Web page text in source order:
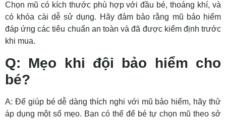
Chọn mũ có kích thước phù hợp với đầu bé, thoáng khí, và
có khóa cài dễ sử dụng. Hãy đảm bảo rằng mũ bảo hiểm
đáp ứng các tiêu chuẩn an toàn và đã được kiểm định trước
khi mua.
Q: Mẹo khi đội bảo hiểm cho
bé?
A: Để giúp bé dễ dàng thích nghi với mũ bảo hiểm, hãy thử
áp dụng một số mẹo. Bạn có thể để bé tự chọn mũ theo sở